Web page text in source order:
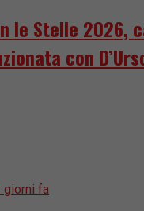
le Stelle 2026,
con
giorni fa